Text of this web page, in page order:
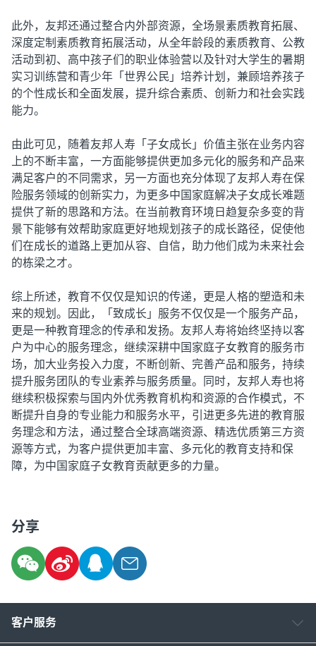
此外，友邦还通过整合内外部资源，全场景素质教育拓展、
深度定制素质教育拓展活动，从全年龄段的素质教育、公教
活动到初、高中孩子们的职业体验营以及针对大学生的暑期
实习训练营和青少年「世界公民」培养计划，兼顾培养孩子
的个性成长和全面发展，提升综合素质、创新力和社会实践
能力。
由此可见，随着友邦人寿「子女成长」价值主张在业务内容
上的不断丰富，一方面能够提供更加多元化的服务和产品来
满足客户的不同需求，另一方面也充分体现了友邦人寿在保
险服务领域的创新实力，为更多中国家庭解决子女成长难题
提供了新的思路和方法。在当前教育环境日趋复杂多变的背
景下能够有效帮助家庭更好地规划孩子的成长路径，促使他
们在成长的道路上更加从容、自信，助力他们成为未来社会
的栋梁之才。
综上所述，教育不仅仅是知识的传递，更是人格的塑造和未
来的规划。因此，「致成长」服务不仅仅是一个服务产品，
更是一种教育理念的传承和发扬。友邦人寿将始终坚持以客
户为中心的服务理念，继续深耕中国家庭子女教育的服务市
场，加大业务投入力度，不断创新、完善产品和服务，持续
提升服务团队的专业素养与服务质量。同时，友邦人寿也将
继续积极探索与国内外优秀教育机构和资源的合作模式，不
断提升自身的专业能力和服务水平，引进更多先进的教育服
务理念和方法，通过整合全球高端资源、精选优质第三方资
源等方式，为客户提供更加丰富、多元化的教育支持和保
障，为中国家庭子女教育贡献更多的力量。
分享
客户服务